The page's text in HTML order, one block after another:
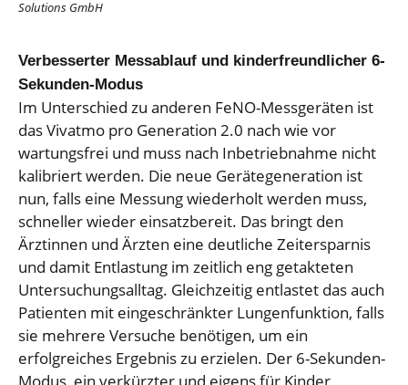
Solutions GmbH
Verbesserter Messablauf und kinderfreundlicher 6-
Sekunden-Modus
Im Unterschied zu anderen FeNO-Messgeräten ist
das Vivatmo pro Generation 2.0 nach wie vor
wartungsfrei und muss nach Inbetriebnahme nicht
kalibriert werden. Die neue Gerätegeneration ist
nun, falls eine Messung wiederholt werden muss,
schneller wieder einsatzbereit. Das bringt den
Ärztinnen und Ärzten eine deutliche Zeitersparnis
und damit Entlastung im zeitlich eng getakteten
Untersuchungsalltag. Gleichzeitig entlastet das auch
Patienten mit eingeschränkter Lungenfunktion, falls
sie mehrere Versuche benötigen, um ein
erfolgreiches Ergebnis zu erzielen. Der 6-Sekunden-